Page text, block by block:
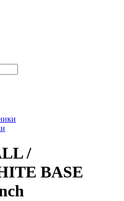
/
BASE